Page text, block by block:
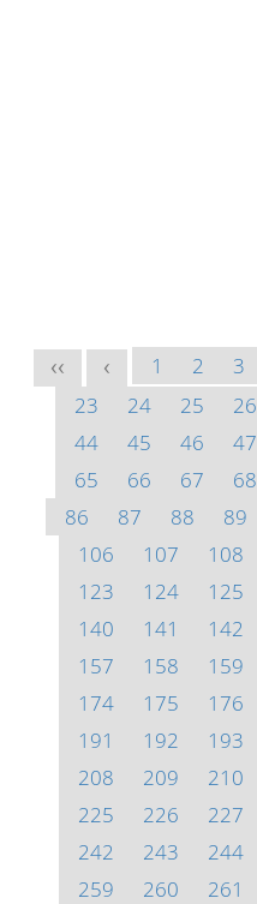
<< < 1 2 3
23
24 25 26
44
45 46 47
65
66 67 68
86
87 88 89
106
107 108
123
124 125
140
141 142
157
158 159
174
175 176
191
192 193
208
209 210
225
226 227
242
243 244
259
260 261